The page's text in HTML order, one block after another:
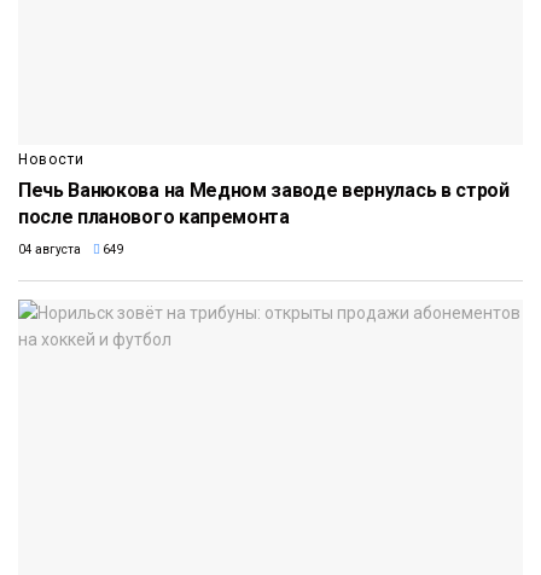
Новости
Печь Ванюкова на Медном заводе вернулась в строй
после планового капремонта
04 августа 649